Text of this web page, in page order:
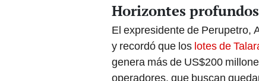
Horizontes profundos
El expresidente de Perupetro,
y recordó que los lotes de
genera más de US$200
operadores, que buscan